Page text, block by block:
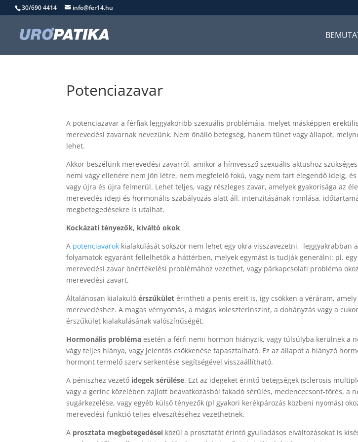
30/690 4414 info@fer14.hu
Potenciazavar
A potenciazavar a férfiak leggyakoribb szexuális problémája, melyet másképpen
merevedési zavarnak nevezünk. Nem önálló betegség, hanem tünet vagy állapot,
lehet.
Akkor beszélünk merevedési zavarról, amikor a hímvessző szexuális aktushoz
nemi vágy ellenére nem jön létre, nem megfelelő fokú, vagy nem tart elegendő ideig,
vagy újra és újra felmerül. Lehet teljes, vagy részleges zavar, amelyek gyakorisága az
merevedés idegi és hormonális szabályozás alatt áll, intenzitásának romlása,
megbetegedésekre is utalhat.
Kockázati tényezők, kiváltó okok
A potenciavarok kialakulását sokszor nem lehet egy okra visszavezetni, leggyakrabban
folyamatok egyaránt fellelhetők a háttérben, melyek egymást is tudják generálni: pl.
merevedési zavar önértékelési problémához vezethet, vagy párkapcsolati probléma
merevedési zavart.
Általánosan kialakulóérszűkület érintheti a penis ereit is, így csökken a véráram,
merevedéshez. A magas vérnyomás, a magas koleszterinszint, a dohányzás vagy a
érszűkület kialakulásának valószínűségét.
Hormonális probléma esetén a férfi nemi hormon hiányzik, vagy túlsúlyba kerülnek a
vágy teljes hiánya, vagy jelentős csökkenése tapasztalható. Ez az állapot a hiányzó
hormont termelő szerv serkentése segítségével visszaállítható.
A péniszhez vezető idegek sérülése. Ezt az idegeket érintő betegségek (sclerosis
vagy a gerinc közelében zajlott beavatkozásból fakadó sérülés, medencecsont-törés, a
sugárkezelése, vagy egyéb külső tényezők (pl gyakori kerékpározás közbeni nyomás)
merevedési funkció teljes elveszítéséhez vezethetnek.
A prosztata megbetegedései közül a prosztatát érintő gyulladásos elváltozásokat is